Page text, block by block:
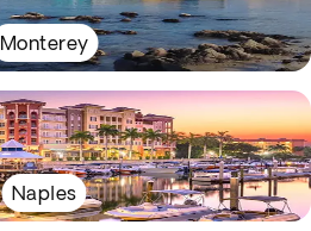
Monterey
Naples